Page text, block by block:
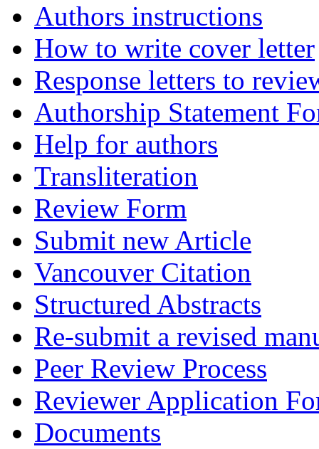
Authors instructions
How to write cover letter
Response letters to
Authorship Statement
Help for authors
Transliteration
Review Form
Submit new Article
Vancouver Citation
Structured Abstracts
Re-submit a revised
Peer Review Process
Reviewer Application
Documents